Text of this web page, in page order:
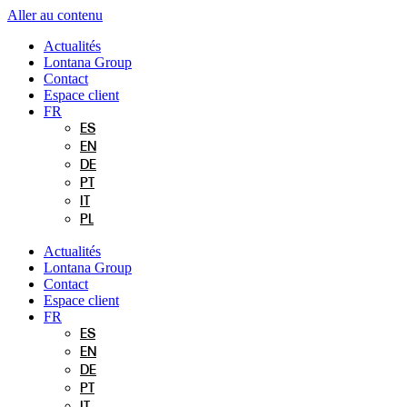
Aller au contenu
Actualités
Lontana Group
Contact
Espace client
FR
ES
EN
DE
PT
PL
Actualités
Lontana Group
Contact
Espace client
FR
ES
EN
DE
PT